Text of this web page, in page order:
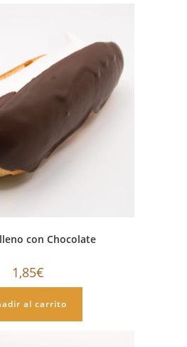
con Chocolate
1,85€
al carrito